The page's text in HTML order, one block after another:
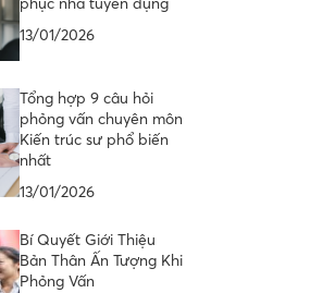
13/01/2026
Tổng hợp 9 câu hỏi
phỏng vấn chuyên môn
Kiến trúc sư phổ biến
nhất
13/01/2026
Bí Quyết Giới Thiệu
Bản Thân Ấn Tượng Khi
Phỏng Vấn